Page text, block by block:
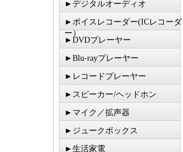
►デジタルオーディオ
►ボイスレコーダー(ICレコーダ
ー）
►DVDプレーヤー
►Blu-rayプレーヤー
►レコードプレーヤー
►スピーカー/ヘッドホン
►マイク／拡声器
►ジュークボックス
►生活家電